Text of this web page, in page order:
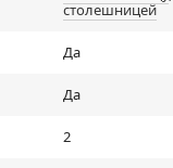
столешницей
Да
Да
2